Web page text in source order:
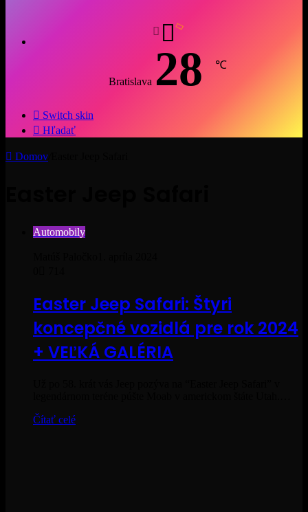
Bratislava 28 ℃
Switch skin
Hľadať
Domov
Automobily
Easter Jeep Safari: Štyri
koncepčné vozidlá pre rok 2024
+ VEĽKÁ GALÉRIA
Čítať celé